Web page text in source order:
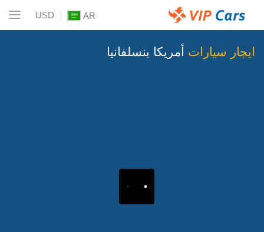
AR
USD
ايجار سيارات أمريكا بنسلفانيا